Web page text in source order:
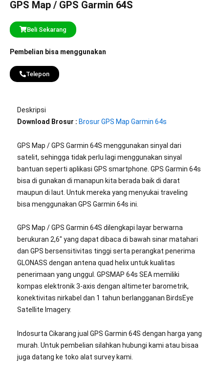
GPS Map / GPS Garmin 64S
Beli Sekarang
Pembelian bisa menggunakan
Telepon
Deskripsi
Download Brosur : Brosur GPS Map Garmin 64s
GPS Map / GPS Garmin 64S menggunakan sinyal dari
satelit, sehingga tidak perlu lagi menggunakan sinyal
bantuan seperti aplikasi GPS smartphone. GPS Garmin 64s
bisa di gunakan di manapun kita berada baik di darat
maupun di laut. Untuk mereka yang menyukai traveling
bisa menggunakan GPS Garmin 64s ini.
GPS Map / GPS Garmin 64S dilengkapi layar berwarna
berukuran 2,6″ yang dapat dibaca di bawah sinar matahari
dan GPS bersensitivitas tinggi serta perangkat penerima
GLONASS dengan antena quad helix untuk kualitas
penerimaan yang unggul. GPSMAP 64s SEA memiliki
kompas elektronik 3-axis dengan altimeter barometrik,
konektivitas nirkabel dan 1 tahun berlangganan BirdsEye
Satellite Imagery.
Indosurta Cikarang jual GPS Garmin 64S dengan harga yang
murah. Untuk pembelian silahkan hubungi kami atau bisaa
juga datang ke toko alat survey kami.